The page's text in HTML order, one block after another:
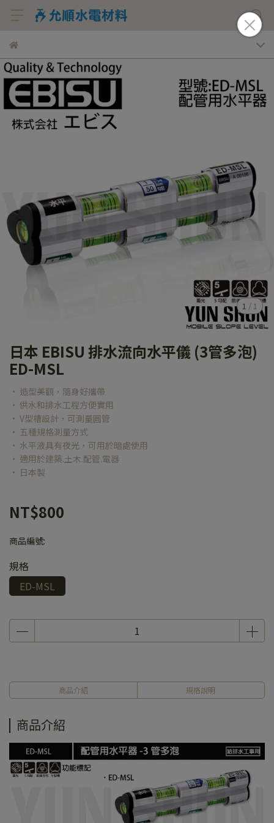
1 / 1
日本 EBISU 排水流向水平儀 (3管多泡)
ED-MSL
• 造型美觀，隨身好攜帶
• 供水和排水工程方便實用
• V型槽設計，可測量圓管
• 五種規格測量方式
• 水平液具有夜光，可用於暗處使用
• 適用於建築.土木.配管.電器
• 日本製
NT$800
商品編號:
規格
ED-MSL
商品介紹 規格說明
商品介紹